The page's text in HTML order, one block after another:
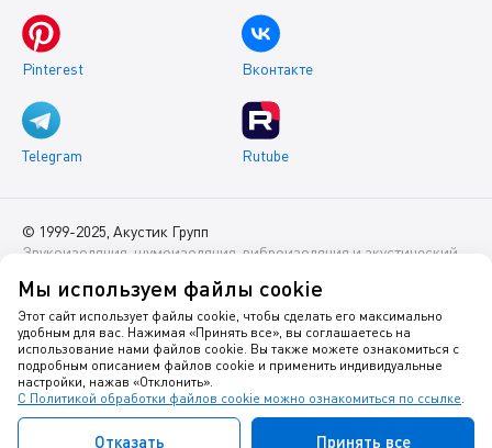
Pinterest Вконтакте
Telegram Rutube
© 1999-2025, Акустик Групп
Звукоизоляция, шумоизоляция, виброизоляция и акустический
Данный интернет-сайт носит исключительно информационный
характер и ни при каких условиях не является публичной
офертой.
Политика оператора в отношении обработки персональных
данных
Мы используем файлы cookie
Этот сайт использует файлы cookie, чтобы сделать его максимально
удобным для вас. Нажимая «Принять все», вы соглашаетесь на
использование нами файлов cookie. Вы также можете ознакомиться с
подробным описанием файлов cookie и применить индивидуальные
настройки, нажав «Отклонить».
С Политикой обработки файлов cookie можно ознакомиться по ссылке.
Отказать Принять все